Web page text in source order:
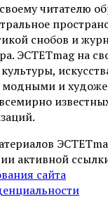
читателю
снобов и
ЭСТЕТmag на
модными и
активной
сайта